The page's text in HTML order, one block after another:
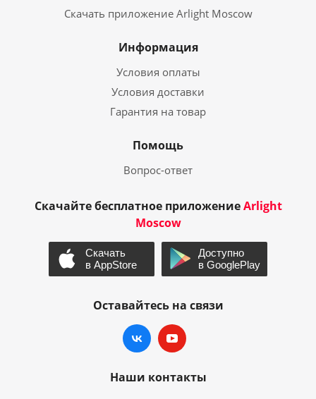
Скачать приложение Arlight Moscow
Информация
Условия оплаты
Условия доставки
Гарантия на товар
Помощь
Вопрос-ответ
Скачайте бесплатное приложениеArlight
Moscow
Оставайтесь на связи
Наши контакты